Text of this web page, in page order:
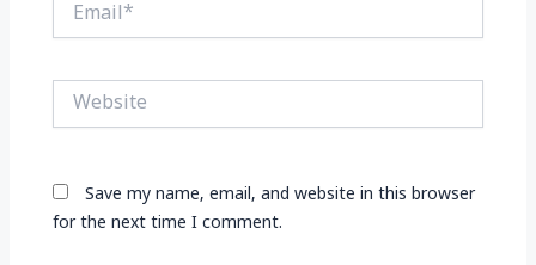
Website
Save my name, email, and website in this browser
for the next time I comment.